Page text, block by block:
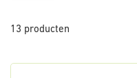
13 producten